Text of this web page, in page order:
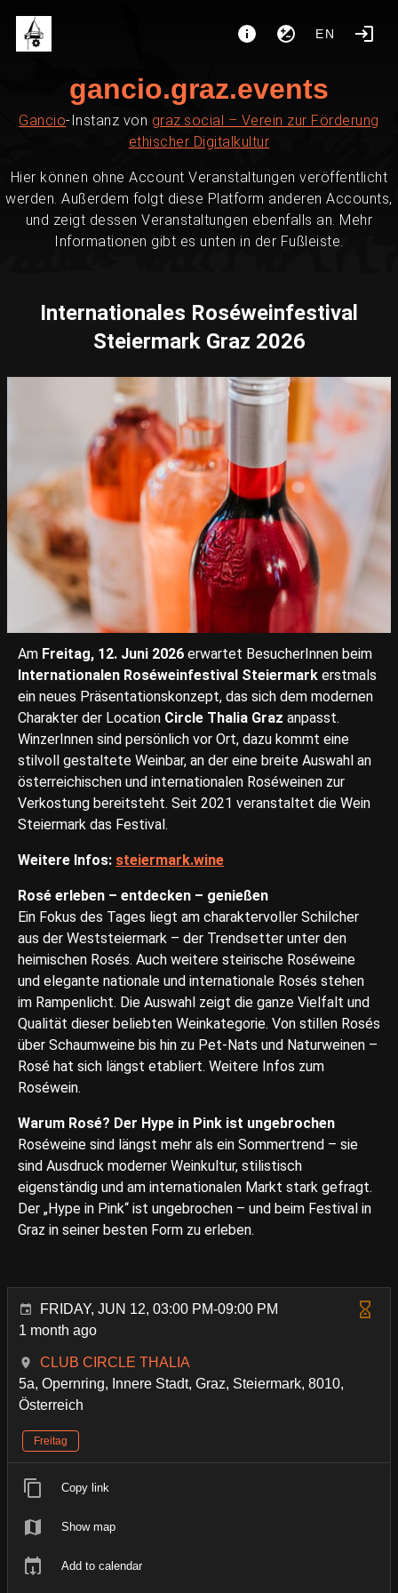
EN
gancio.graz.events
Gancio-Instanz von graz.social – Verein zur Förderung
ethischer Digitalkultur
Hier können ohne Account Veranstaltungen veröffentlicht
werden. Außerdem folgt diese Platform anderen Accounts,
und zeigt dessen Veranstaltungen ebenfalls an. Mehr
Informationen gibt es unten in der Fußleiste.
Internationales Roséweinfestival
Steiermark Graz 2026
Am Freitag, 12. Juni 2026 erwartet BesucherInnen beim
Internationalen Roséweinfestival Steiermark erstmals
ein neues Präsentationskonzept, das sich dem modernen
Charakter der Location Circle Thalia Graz anpasst.
WinzerInnen sind persönlich vor Ort, dazu kommt eine
stilvoll gestaltete Weinbar, an der eine breite Auswahl an
österreichischen und internationalen Roséweinen zur
Verkostung bereitsteht. Seit 2021 veranstaltet die Wein
Steiermark das Festival.
Weitere Infos: steiermark.wine
Rosé erleben – entdecken – genießen
Ein Fokus des Tages liegt am charaktervoller Schilcher
aus der Weststeiermark – der Trendsetter unter den
heimischen Rosés. Auch weitere steirische Roséweine
und elegante nationale und internationale Rosés stehen
im Rampenlicht. Die Auswahl zeigt die ganze Vielfalt und
Qualität dieser beliebten Weinkategorie. Von stillen Rosés
über Schaumweine bis hin zu Pet-Nats und Naturweinen –
Rosé hat sich längst etabliert. Weitere Infos zum
Roséwein.
Warum Rosé? Der Hype in Pink ist ungebrochen
Roséweine sind längst mehr als ein Sommertrend – sie
sind Ausdruck moderner Weinkultur, stilistisch
eigenständig und am internationalen Markt stark gefragt.
Der „Hype in Pink“ ist ungebrochen – und beim Festival in
Graz in seiner besten Form zu erleben.
FRIDAY, JUN 12, 03:00 PM-09:00 PM
1 month ago
CLUB CIRCLE THALIA
5a, Opernring, Innere Stadt, Graz, Steiermark, 8010,
Österreich
Freitag
Copy link
Show map
Add to calendar